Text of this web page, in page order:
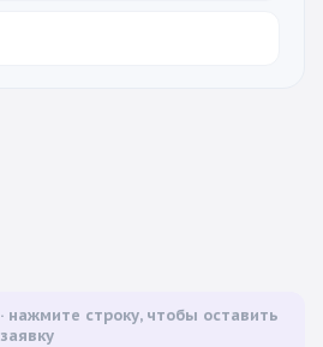
нажмите строку, чтобы оставить
заявку